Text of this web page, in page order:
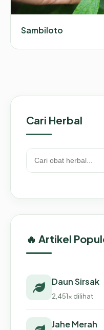
Sambiloto
Cari Herbal
🔥 Artikel
Daun Sirsak
2,451x dilihat
Jahe Merah